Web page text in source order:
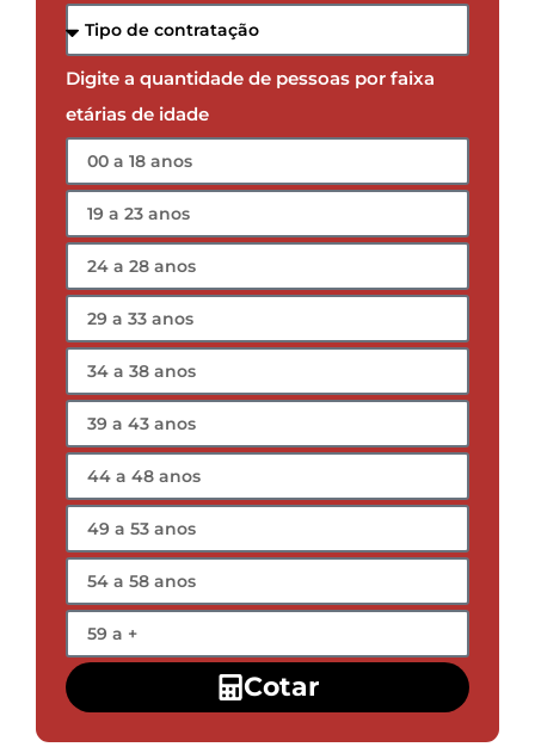
Digite a quantidade de pessoas por faixa
etárias de idade
Cotar